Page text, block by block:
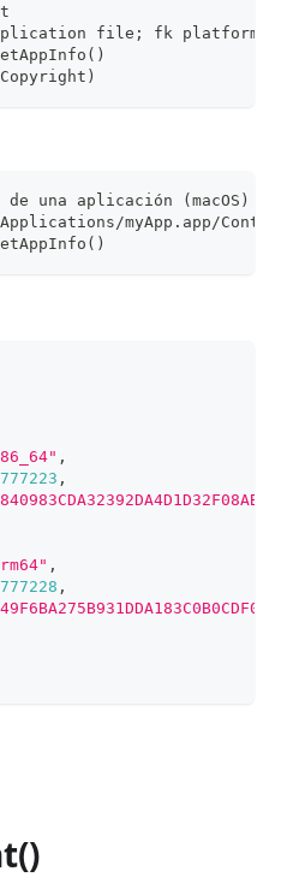
file; fk platform
una aplicación (macOS)
myApp.app/Contents/
,
,
,
,